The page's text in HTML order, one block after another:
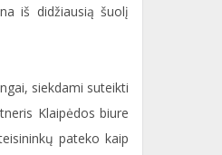
iš didžiausią šuolį
siekdami suteikti
Klaipėdos biure
pateko kaip